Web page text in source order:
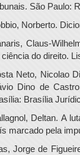
São Paulo:
Norberto.
Claus-
ciência do direito.
Neto, Nicolao
Dino de
Brasília
Deltan. A
marcado pela
Jorge de